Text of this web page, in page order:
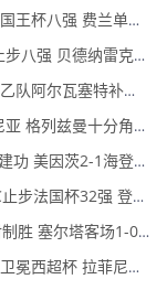
2026年01月16日 巴萨2-0桑坦德竞技晋级国王杯八强 费兰单刀球破门亚马尔建功
2026年01月15日 葡杯-本菲卡0-1波尔图止步八强 贝德纳雷克制胜帕夫利季斯失良机
2026年01月15日 爆冷出局！皇马2-3遭西乙队阿尔瓦塞特补时绝杀 无缘国王杯8强
2026年01月14日 国王杯-马竞1-0拉科鲁尼亚 格列兹曼十分角任意球破门+远射中横梁
2026年01月14日 德甲-阿米里破门威德默建功 美因茨2-1海登海姆
2026年01月13日 爆冷！大巴黎0-1巴黎FC止步法国杯32强 登贝莱失单刀埃梅里中框
2026年01月13日 西甲-马科斯·阿隆索点射制胜 塞尔塔客场1-0塞维利亚
2026年01月12日 新年首冠！巴萨3-2皇马卫冕西超杯 拉菲尼亚双响维尼修斯一条龙